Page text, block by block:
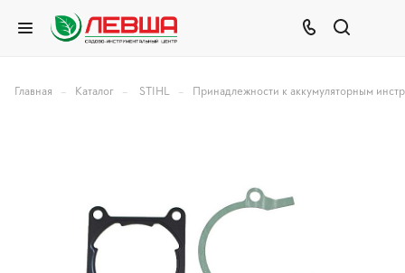
Главная – Каталог – STIHL – Принадлежности к аккумуляторным